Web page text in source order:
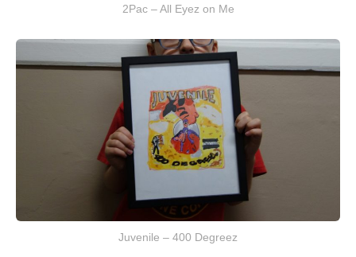
2Pac – All Eyez on Me
Juvenile – 400 Degreez